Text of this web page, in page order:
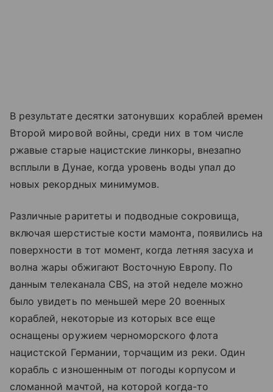
В результате десятки затонувших кораблей времен
Второй мировой войны, среди них в том числе
ржавые старые нацистские линкоры, внезапно
всплыли в Дунае, когда уровень воды упал до
новых рекордных минимумов.
Различные раритеты и подводные сокровища,
включая шерстистые кости мамонта, появились на
поверхности в тот момент, когда летняя засуха и
волна жары обжигают Восточную Европу. По
данным телеканала CBS, на этой неделе можно
было увидеть по меньшей мере 20 военных
кораблей, некоторые из которых все еще
оснащены оружием черноморского флота
нацистской Германии, торчащим из реки. Один
корабль с изношенным от погоды корпусом и
сломанной мачтой, на которой когда-то